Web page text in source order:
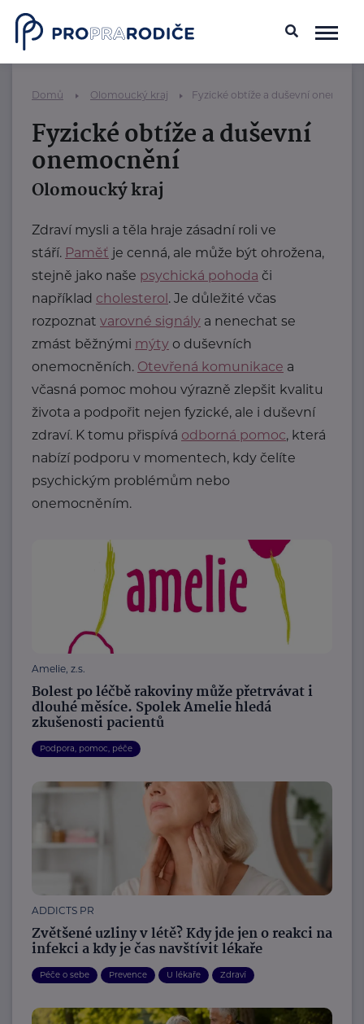
Domů Olomoucký kraj Fyzické obtíže a duševní
Fyzické obtíže a duševní
onemocnění
Olomoucký kraj
Zdraví mysli a těla hraje zásadní roli ve
stáří. Paměť je cenná, ale může být ohrožena,
stejně jako naše psychická pohoda či
například cholesterol . Je důležité včas
rozpoznat varovné signály a nenechat se
zmást běžnými mýty o duševních
onemocněních. Otevřená komunikace a
včasná pomoc mohou výrazně zlepšit kvalitu
života a podpořit nejen fyzické, ale i duševní
zdraví. K tomu přispívá odborná pomoc, která
nabízí podporu v momentech, kdy čelíte
psychickým problémům nebo
onemocněním.
Amelie, z.s.
Bolest po léčbě rakoviny může přetrvávat i
dlouhé měsíce. Spolek Amelie hledá
zkušenosti pacientů
Podpora, pomoc, péče
ADDICTS PR
Zvětšené uzliny v létě? Kdy jde jen o reakci na
infekci a kdy je čas navštívit lékaře
Péče o sebe Prevence U lékaře Zdraví